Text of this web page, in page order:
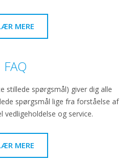
MERE
FAQ
stillede spørgsmål) giver dig alle
spørgsmål lige fra forståelse af
vedligeholdelse og service.
MERE